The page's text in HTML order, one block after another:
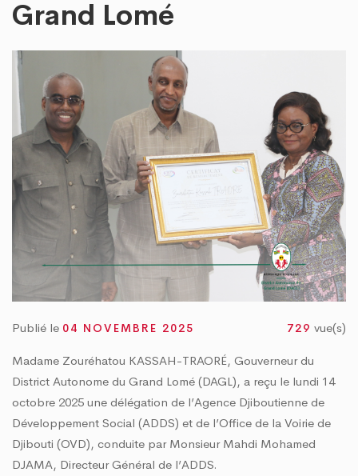
TOGO PROPRE » : LE DAGL SUPPRIME UN DÉPOTOIR SAUVAGE DANS LA
DU PEUL III : DES ÉQUIPEMENTS SPORTIFS OFFERTS AUX COMMUNES DU
Grand Lomé
Publié le 04 NOVEMBRE 2025 729 vue(s)
Madame Zouréhatou KASSAH-TRAORÉ, Gouverneur du
District Autonome du Grand Lomé (DAGL), a reçu le lundi 14
octobre 2025 une délégation de l’Agence Djiboutienne de
Développement Social (ADDS) et de l’Office de la Voirie de
Djibouti (OVD), conduite par Monsieur Mahdi Mohamed
DJAMA, Directeur Général de l’ADDS.